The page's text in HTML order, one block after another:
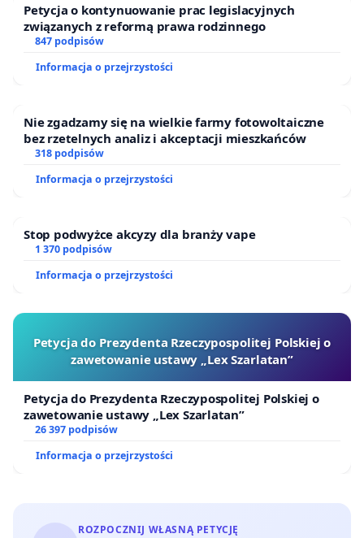
Petycja o kontynuowanie prac legislacyjnych
związanych z reformą prawa rodzinnego
847 podpisów
Informacja o przejrzystości
Nie zgadzamy się na wielkie farmy fotowoltaiczne
bez rzetelnych analiz i akceptacji mieszkańców
318 podpisów
Informacja o przejrzystości
Stop podwyżce akcyzy dla branży vape
1 370 podpisów
Informacja o przejrzystości
Petycja do Prezydenta Rzeczypospolitej Polskiej o
zawetowanie ustawy „Lex Szarlatan”
Petycja do Prezydenta Rzeczypospolitej Polskiej o
zawetowanie ustawy „Lex Szarlatan”
26 397 podpisów
Informacja o przejrzystości
ROZPOCZNIJ WŁASNĄ PETYCJĘ